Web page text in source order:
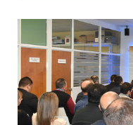
2020. Una agenda
enfocadas en el
cadena de valor
seguridad